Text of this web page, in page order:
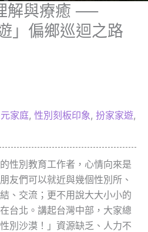
解與療癒 ──
」偏鄉巡迴之路
家庭, 性別刻板印象 , 扮家家遊,
性別教育工作者，心情向來是
友們可以就近與幾個性別所、
、交流；更不用說大大小小的
台北。講起台灣中部，大家總
別沙漠！」資源缺乏、人力不